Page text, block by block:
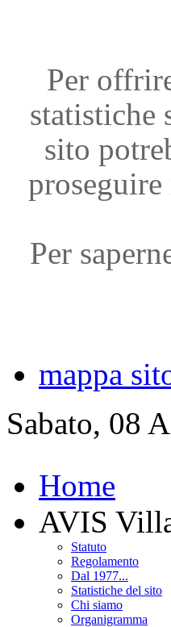
Per
statistiche
sito
Per
mappa
Sabato, 08
Home
AVIS
Statuto
Regolamento
Dal 1977...
Statistiche del sito
Chi siamo
Organigramma